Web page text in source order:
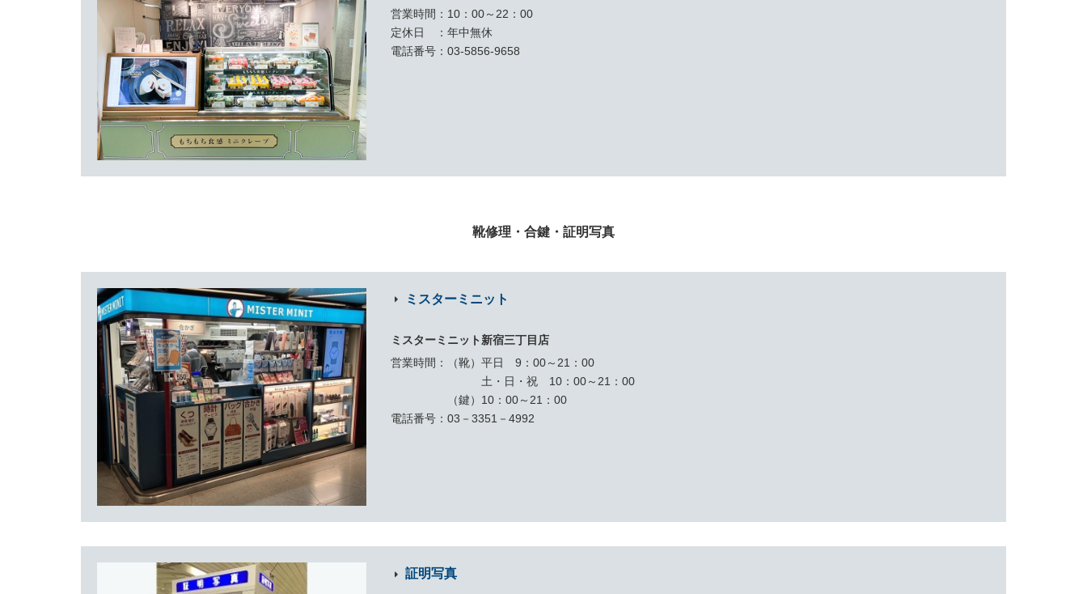
営業時間
10：00～22：00
定休日
年中無休
電話番号
03-5856-9658
靴修理・合鍵・証明写真
ミスターミニット
ミスターミニット新宿三丁目店
営業時間
（靴）平日 9：00～21：00
土・日・祝 10：00～21：00
（鍵）10：00～21：00
電話番号
03－3351－4992
証明写真